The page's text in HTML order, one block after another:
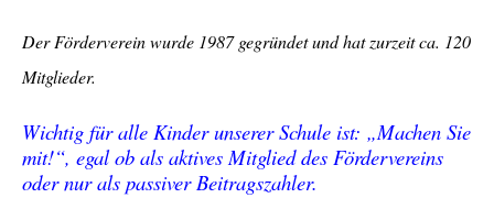
Der Förderverein wurde 1987 gegründet und hat zurzeit ca. 120
Mitglieder.
Wichtig für alle Kinder unserer Schule ist: „Machen Sie
mit!“, egal ob als aktives Mitglied des Fördervereins
oder nur als passiver Beitragszahler.